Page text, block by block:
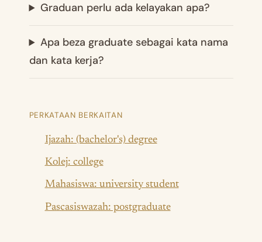
Graduan perlu ada kelayakan apa?
Apa beza graduate sebagai kata nama
dan kata kerja?
PERKATAAN BERKAITAN
Ijazah: (bachelor's) degree
Kolej: college
Mahasiswa: university student
Pascasiswazah: postgraduate